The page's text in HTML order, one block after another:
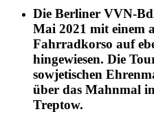
Die Berliner VVN-
Mai 2021 mit einem
Fahrradkorso auf
hingewiesen. Die
sowjetischen
über das Mahnmal
Treptow.